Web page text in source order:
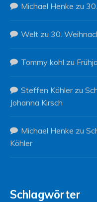
Michael Henke zu
Welt zu 30.
Tommy kohl zu
Steffen Köhlerzu
Johanna Kirsch
Michael Henke zu
Köhler
Schlagwörter